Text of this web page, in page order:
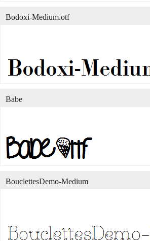
Bodoxi-Medium.otf
Babe
BouclettesDemo-Medium